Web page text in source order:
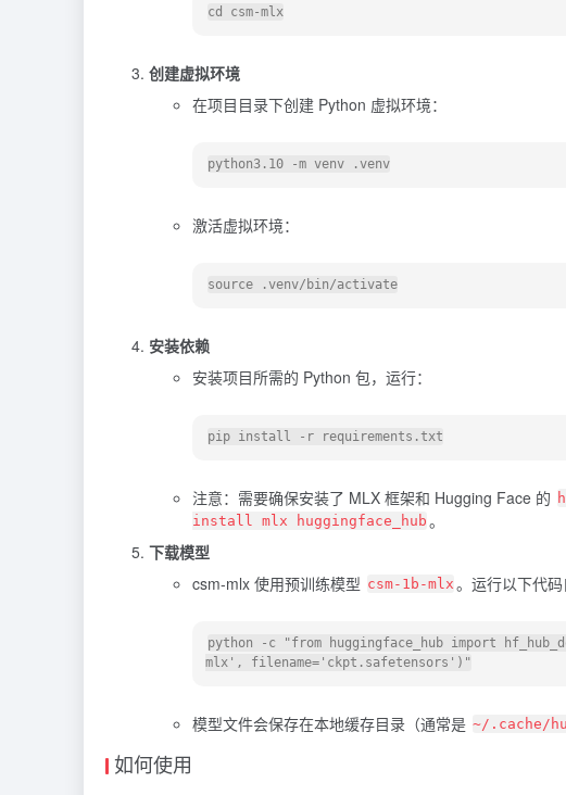
创建虚拟环境
在项目目录下创建 Python 虚拟环境：
激活虚拟环境：
安装依赖
安装项目所需的 Python 包，运行：
注意：需要确保安装了 MLX 框架和 Hugging Face 的
install mlx huggingface_hub 。
下载模型
csm-mlx 使用预训练模型 csm-1b-mlx 。运行以下代码
python -c "from huggingface_hub import
模型文件会保存在本地缓存目录（通常是 ~/.cache/
如何使用